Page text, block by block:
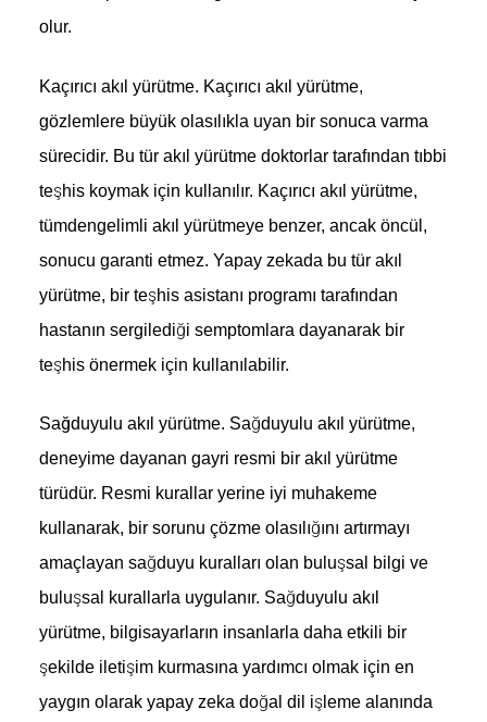
olur.
Kaçırıcı akıl yürütme. Kaçırıcı akıl yürütme,
gözlemlere büyük olasılıkla uyan bir sonuca varma
sürecidir. Bu tür akıl yürütme doktorlar tarafından tıbbi
teşhis koymak için kullanılır. Kaçırıcı akıl yürütme,
tümdengelimli akıl yürütmeye benzer, ancak öncül,
sonucu garanti etmez. Yapay zekada bu tür akıl
yürütme, bir teşhis asistanı programı tarafından
hastanın sergilediği semptomlara dayanarak bir
teşhis önermek için kullanılabilir.
Sağduyulu akıl yürütme. Sağduyulu akıl yürütme,
deneyime dayanan gayri resmi bir akıl yürütme
türüdür. Resmi kurallar yerine iyi muhakeme
kullanarak, bir sorunu çözme olasılığını artırmayı
amaçlayan sağduyu kuralları olan buluşsal bilgi ve
buluşsal kurallarla uygulanır. Sağduyulu akıl
yürütme, bilgisayarların insanlarla daha etkili bir
şekilde iletişim kurmasına yardımcı olmak için en
yaygın olarak yapay zeka doğal dil işleme alanında